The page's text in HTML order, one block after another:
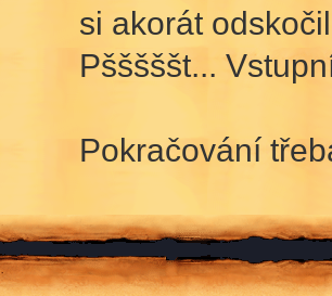
si akorát
Pšššššt...
Pokračování